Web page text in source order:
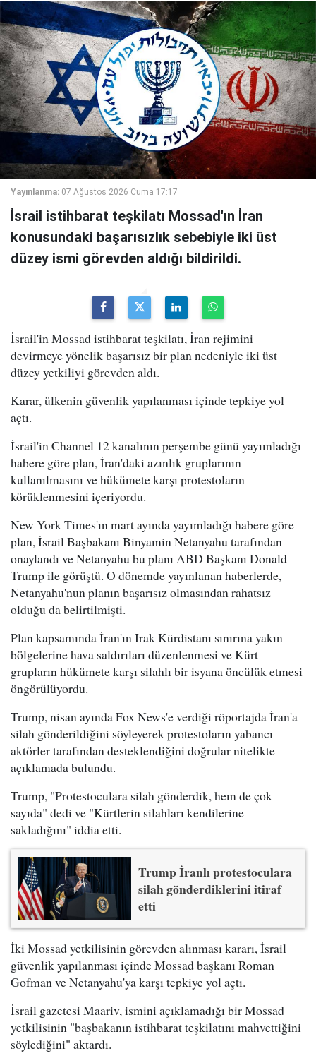
Yayınlanma: 07 Ağustos 2026 Cuma 17:17
İsrail istihbarat teşkilatı Mossad'ın İran
konusundaki başarısızlık sebebiyle iki üst
düzey ismi görevden aldığı bildirildi.
İsrail'in Mossad istihbarat teşkilatı, İran rejimini
devirmeye yönelik başarısız bir plan nedeniyle iki üst
düzey yetkiliyi görevden aldı.
Karar, ülkenin güvenlik yapılanması içinde tepkiye yol
açtı.
İsrail'in Channel 12 kanalının perşembe günü yayımladığı
habere göre plan, İran'daki azınlık gruplarının
kullanılmasını ve hükümete karşı protestoların
körüklenmesini içeriyordu.
New York Times'ın mart ayında yayımladığı habere göre
plan, İsrail Başbakanı Binyamin Netanyahu tarafından
onaylandı ve Netanyahu bu planı ABD Başkanı Donald
Trump ile görüştü. O dönemde yayınlanan haberlerde,
Netanyahu'nun planın başarısız olmasından rahatsız
olduğu da belirtilmişti.
Plan kapsamında İran'ın Irak Kürdistanı sınırına yakın
bölgelerine hava saldırıları düzenlenmesi ve Kürt
grupların hükümete karşı silahlı bir isyana öncülük etmesi
öngörülüyordu.
Trump, nisan ayında Fox News'e verdiği röportajda İran'a
silah gönderildiğini söyleyerek protestoların yabancı
aktörler tarafından desteklendiğini doğrular nitelikte
açıklamada bulundu.
Trump, "Protestoculara silah gönderdik, hem de çok
sayıda" dedi ve "Kürtlerin silahları kendilerine
sakladığını" iddia etti.
Trump İranlı protestoculara
silah gönderdiklerini itiraf
etti
İki Mossad yetkilisinin görevden alınması kararı, İsrail
güvenlik yapılanması içinde Mossad başkanı Roman
Gofman ve Netanyahu'ya karşı tepkiye yol açtı.
İsrail gazetesi Maariv, ismini açıklamadığı bir Mossad
yetkilisinin "başbakanın istihbarat teşkilatını mahvettiğini
söylediğini" aktardı.